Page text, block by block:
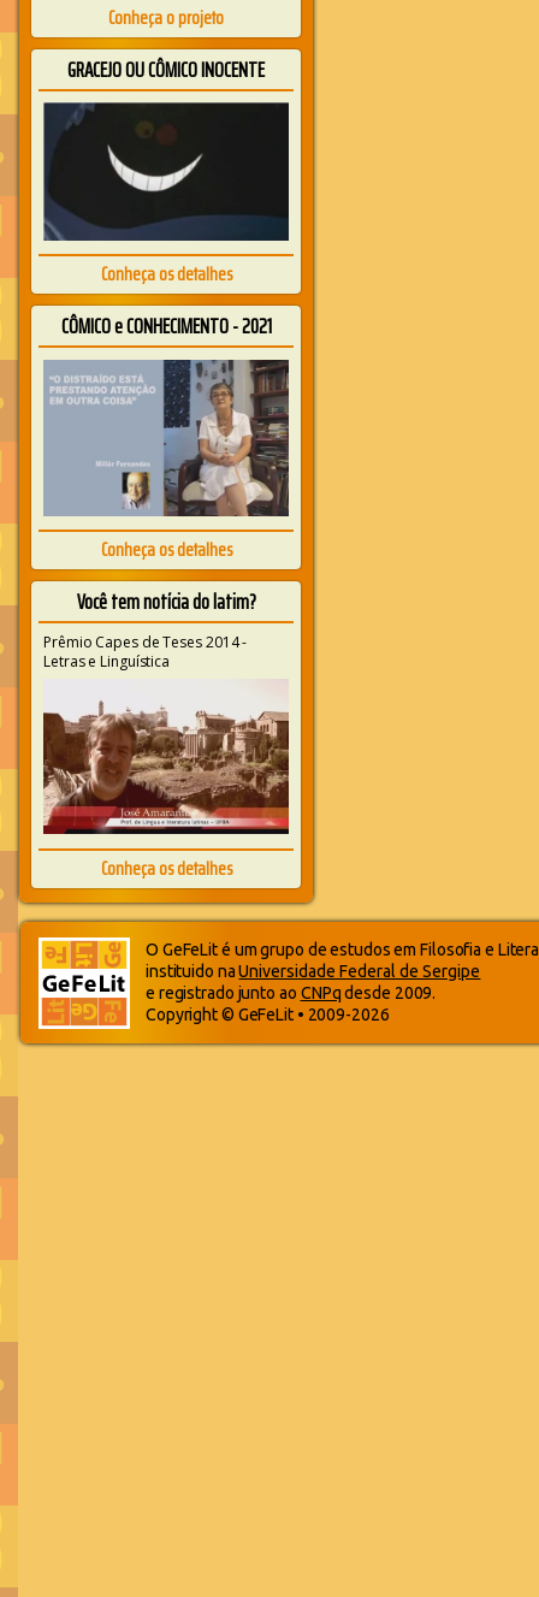
Conheça o projeto
GRACEJO OU CÔMICO INOCENTE
Conheça os detalhes
CÔMICO e CONHECIMENTO - 2021
Conheça os detalhes
Você tem notícia do latim?
Prêmio Capes de Teses 2014 -
Letras e Linguística
Conheça os detalhes
O GeFeLit é um grupo de estudos em Filosofia e
instituido naUniversidade Federal de Sergipe
e registrado junto ao CNPqdesde 2009.
Copyright © GeFeLit • 2009-2026